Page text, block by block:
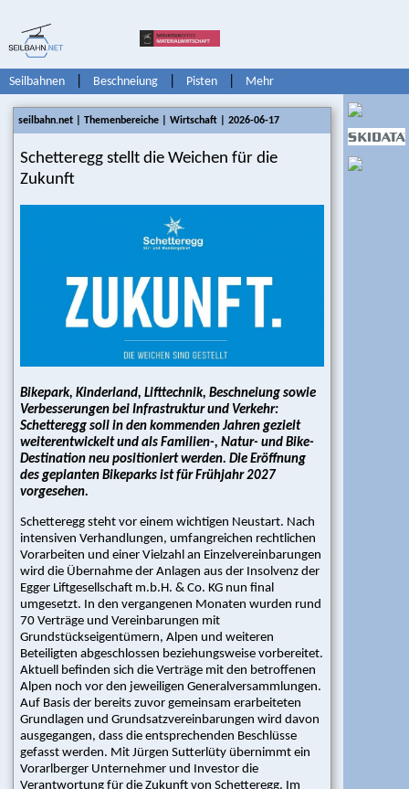
Seilbahnen
|
Beschneiung
|
Pisten
|
Wirtschaft
Tourismus/Gastro
|
Skischulen/Skiverleih
|
Urban
|
Karriere/Jobs
Medienclipping
Seilbahnen
|
Beschneiung
|
Pisten
Seilbahnen Beschneiung Pisten Mehr
seilbahn.net | Themenbereiche | Wirtschaft | 2026-06-17
Schetteregg stellt die Weichen für die
Zukunft
Bikepark, Kinderland, Lifttechnik, Beschneiung sowie
Verbesserungen bei Infrastruktur und Verkehr:
Schetteregg soll in den kommenden Jahren gezielt
weiterentwickelt und als Familien-, Natur- und Bike-
Destination neu positioniert werden. Die Eröffnung
des geplanten Bikeparks ist für Frühjahr 2027
vorgesehen.
Schetteregg steht vor einem wichtigen Neustart. Nach
intensiven Verhandlungen, umfangreichen rechtlichen
Vorarbeiten und einer Vielzahl an Einzelvereinbarungen
wird die Übernahme der Anlagen aus der Insolvenz der
Egger Liftgesellschaft m.b.H. & Co. KG nun final
umgesetzt. In den vergangenen Monaten wurden rund
70 Verträge und Vereinbarungen mit
Grundstückseigentümern, Alpen und weiteren
Beteiligten abgeschlossen beziehungsweise vorbereitet.
Aktuell befinden sich die Verträge mit den betroffenen
Alpen noch vor den jeweiligen Generalversammlungen.
Auf Basis der bereits zuvor gemeinsam erarbeiteten
Grundlagen und Grundsatzvereinbarungen wird davon
ausgegangen, dass die entsprechenden Beschlüsse
gefasst werden. Mit Jürgen Sutterlüty übernimmt ein
Vorarlberger Unternehmer und Investor die
Verantwortung für die Zukunft von Schetteregg. Im